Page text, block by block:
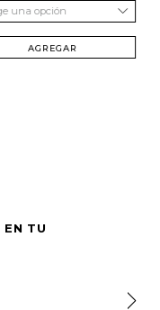
una opción
AGREGAR
EN TU